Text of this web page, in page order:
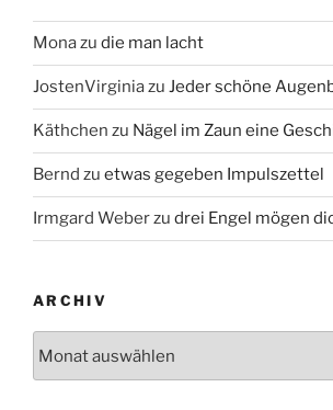
Monazu die man lacht
JostenVirginiazu Jeder schöne
Käthchen zu Nägel im Zaun eine
Bernd zu etwas gegeben Impulszettel
Irmgard Weberzu drei Engel mögen
ARCHIV